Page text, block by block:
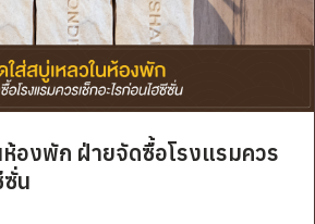
ห้องพัก ฝ่ายจัดซื้อโรงแรมควร
ซั่น